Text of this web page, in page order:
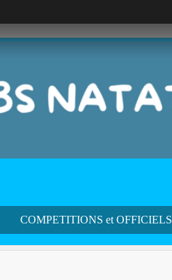
COMPETITIONS et OFFICIELS